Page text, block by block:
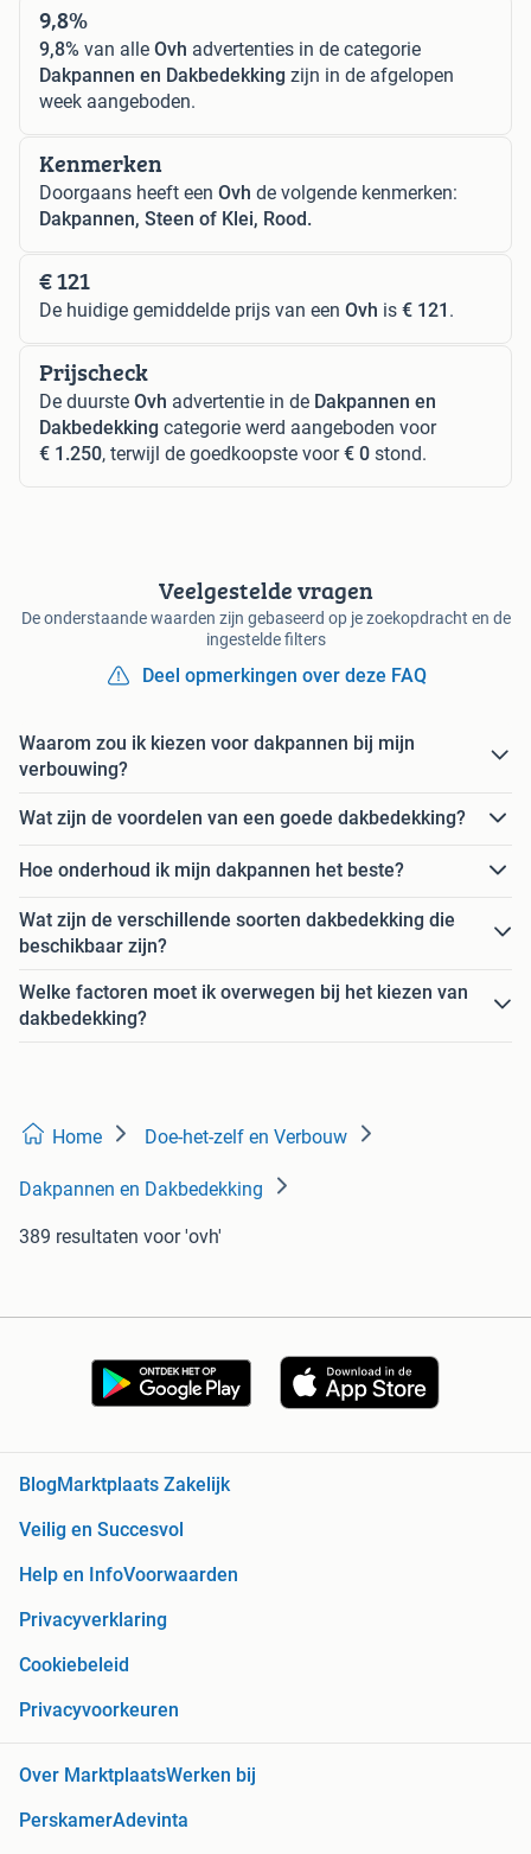
9,8%
9,8% van alle Ovh advertenties in de categorie
Dakpannen en Dakbedekking zijn in de afgelopen
week aangeboden.
Kenmerken
Doorgaans heeft een Ovh de volgende kenmerken:
Dakpannen, Steen of Klei, Rood.
€ 121
De huidige gemiddelde prijs van een Ovh is € 121 .
Prijscheck
De duurste Ovh advertentie in de Dakpannen en
Dakbedekking categorie werd aangeboden voor
€ 1.250, terwijl de goedkoopste voor€ 0 stond.
Veelgestelde vragen
De onderstaande waarden zijn gebaseerd op je zoekopdracht en de
ingestelde filters
Deel opmerkingen over deze FAQ
Waarom zou ik kiezen voor dakpannen bij mijn
verbouwing?
Wat zijn de voordelen van een goede dakbedekking?
Hoe onderhoud ik mijn dakpannen het beste?
Wat zijn de verschillende soorten dakbedekking die
beschikbaar zijn?
Welke factoren moet ik overwegen bij het kiezen van
dakbedekking?
Home Doe-het-zelf en Verbouw
Dakpannen en Dakbedekking
389 resultaten voor 'ovh'
BlogMarktplaats Zakelijk
Veilig en Succesvol
Help en InfoVoorwaarden
Privacyverklaring
Cookiebeleid
Privacyvoorkeuren
Over MarktplaatsWerken bij
PerskamerAdevinta